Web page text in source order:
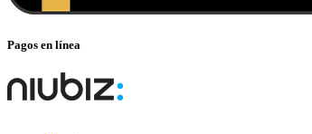
Pagos en línea